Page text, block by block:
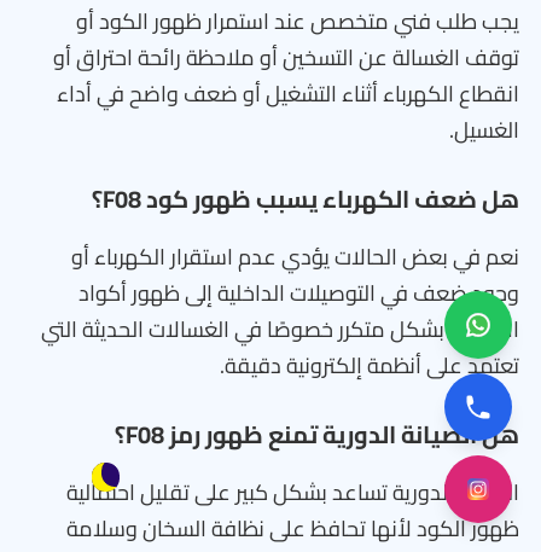
يجب طلب فني متخصص عند استمرار ظهور الكود أو
توقف الغسالة عن التسخين أو ملاحظة رائحة احتراق أو
انقطاع الكهرباء أثناء التشغيل أو ضعف واضح في أداء
الغسيل.
هل ضعف الكهرباء يسبب ظهور كود F08؟
نعم في بعض الحالات يؤدي عدم استقرار الكهرباء أو
وجود ضعف في التوصيلات الداخلية إلى ظهور أكواد
الأعطال بشكل متكرر خصوصًا في الغسالات الحديثة التي
تعتمد على أنظمة إلكترونية دقيقة.
هل الصيانة الدورية تمنع ظهور رمز F08؟
الصيانة الدورية تساعد بشكل كبير على تقليل احتمالية
ظهور الكود لأنها تحافظ على نظافة السخان وسلامة